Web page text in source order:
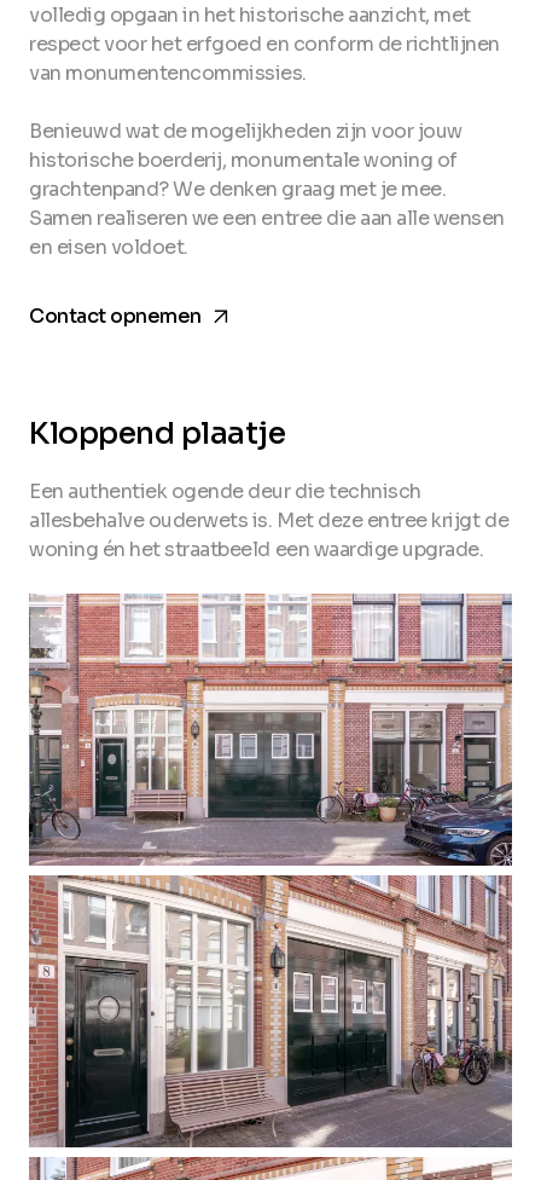
volledig opgaan in het historische aanzicht, met
respect voor het erfgoed en conform de richtlijnen
van monumentencommissies.
Benieuwd wat de mogelijkheden zijn voor jouw
historische boerderij, monumentale woning of
grachtenpand? We denken graag met je mee.
Samen realiseren we een entree die aan alle wensen
en eisen voldoet.
Contact opnemenarrow_forward
Kloppend plaatje
Een authentiek ogende deur die technisch
allesbehalve ouderwets is. Met deze entree krijgt de
woning én het straatbeeld een waardige upgrade.